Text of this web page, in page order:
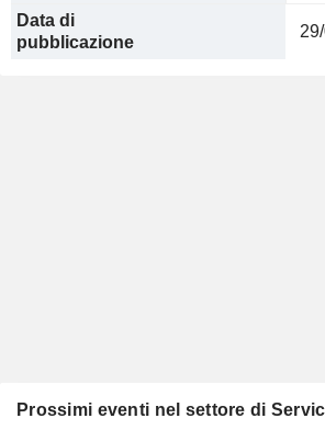
Data di
pubblicazione
Prossimi eventi nel settore di